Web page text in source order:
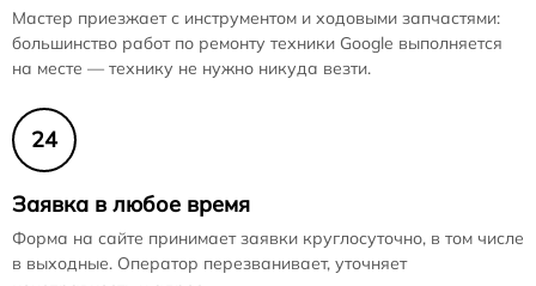
Мастер приезжает с инструментом и ходовыми запчастями:
большинство работ по ремонту техники Google выполняется
на месте — технику не нужно никуда везти.
24
Заявка в любое время
Форма на сайте принимает заявки круглосуточно, в том числе
в выходные. Оператор перезванивает, уточняет